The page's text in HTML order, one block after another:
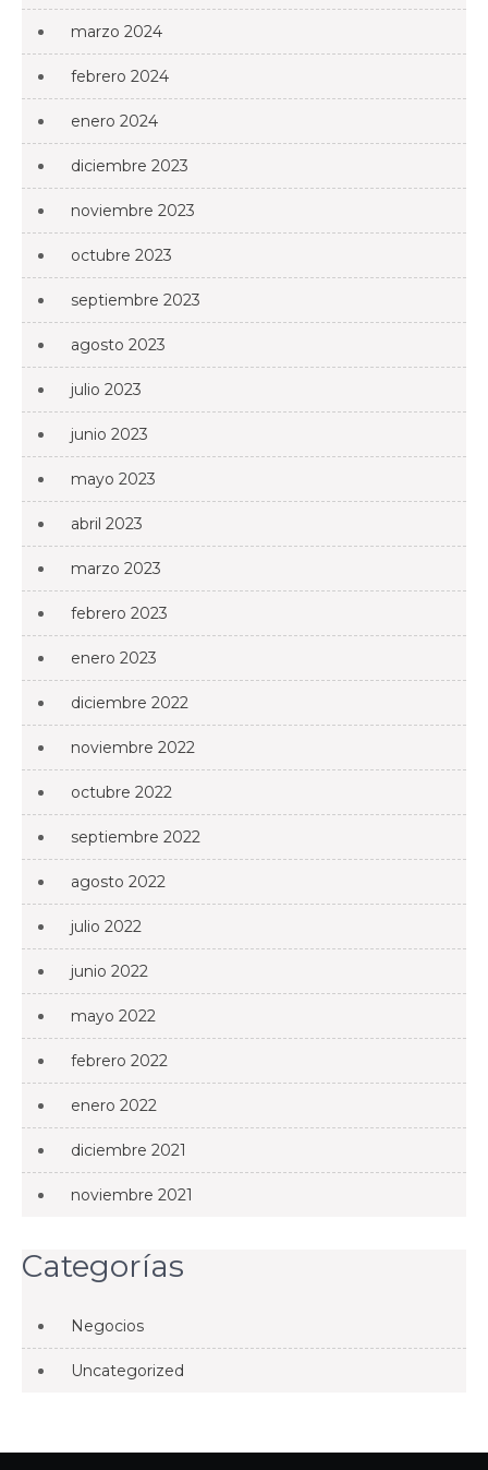
marzo 2024
febrero 2024
enero 2024
diciembre 2023
noviembre 2023
octubre 2023
septiembre 2023
agosto 2023
julio 2023
junio 2023
mayo 2023
abril 2023
marzo 2023
febrero 2023
enero 2023
diciembre 2022
noviembre 2022
octubre 2022
septiembre 2022
agosto 2022
julio 2022
junio 2022
mayo 2022
febrero 2022
enero 2022
diciembre 2021
noviembre 2021
Categorías
Negocios
Uncategorized